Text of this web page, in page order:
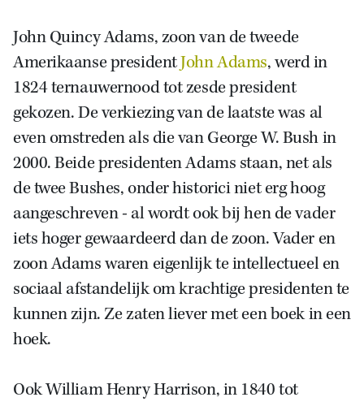
John Quincy Adams, zoon van de tweede
Amerikaanse presidentJohn Adams, werd in
1824 ternauwernood tot zesde president
gekozen. De verkiezing van de laatste was al
even omstreden als die van George W. Bush in
2000. Beide presidenten Adams staan, net als
de twee Bushes, onder historici niet erg hoog
aangeschreven - al wordt ook bij hen de vader
iets hoger gewaardeerd dan de zoon. Vader en
zoon Adams waren eigenlijk te intellectueel en
sociaal afstandelijk om krachtige presidenten te
kunnen zijn. Ze zaten liever met een boek in een
hoek.
Ook William Henry Harrison, in 1840 tot